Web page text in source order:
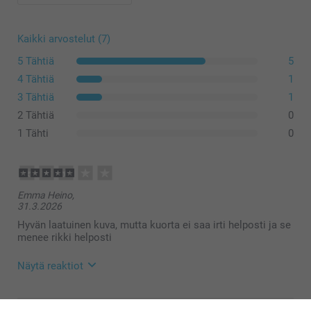
öljyä ja rasvaa hylkivää sekä kulutusta kestävää.
Sekä iPhonen että Samsungin kovat kuoret on
vahvaa suojaa, mutta pitää samalla puhelimesi ohuena.
synteettisestä materiaalista tyylikkäällä mustan nahan
ulkoasulla kestävyyttä ja eleganssia varten.
iPhonen lompakkokotelo yhdistää tukevan suojapohjan
virtaviivaiseen, käytännölliseen lompakkomuotoiluun.
Kaikki arvostelut (7)
5 Tähtiä
5
4 Tähtiä
1
3 Tähtiä
1
2 Tähtiä
0
1 Tähti
0
Emma Heino,
31.3.2026
Hyvän laatuinen kuva, mutta kuorta ei saa irti helposti ja se
menee rikki helposti
Näytä reaktiot
8.4.2026